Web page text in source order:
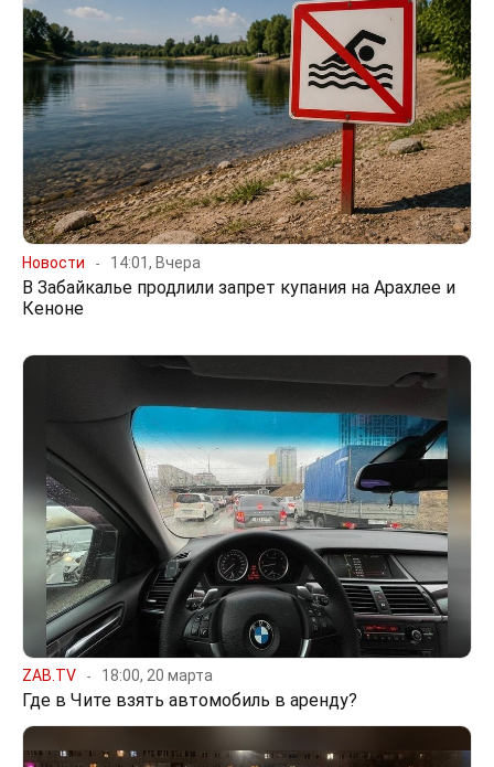
Новости 14:01, Вчера
В Забайкалье продлили запрет купания на Арахлее и
Кеноне
ZAB.TV 18:00, 20 марта
Где в Чите взять автомобиль в аренду?